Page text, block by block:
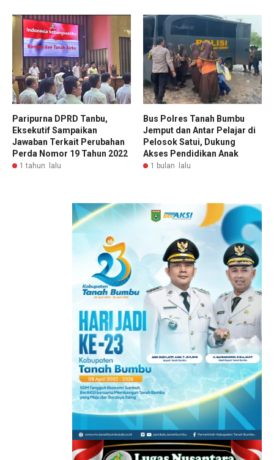
Paripurna DPRD Tanbu,
Eksekutif Sampaikan
Jawaban Terkait Perubahan
Perda Nomor 19 Tahun 2022
1 tahun lalu
Bus Polres Tanah Bumbu
Jemput dan Antar Pelajar di
Pelosok Satui, Dukung
Akses Pendidikan Anak
1 bulan lalu